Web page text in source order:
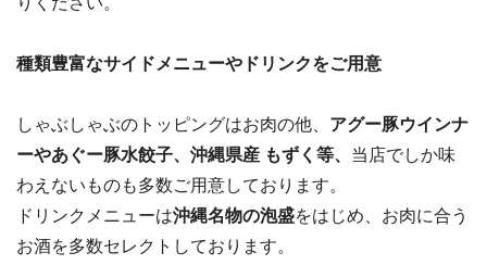
種類豊富なサイドメニューやドリンクをご用意
しゃぶしゃぶのトッピングはお肉の他、 アグー豚ウインナ
ーやあぐー豚水餃子、沖縄県産 もずく等、 当店でしか味
わえないものも多数ご用意しております。
ドリンクメニューは沖縄名物の泡盛をはじめ、お肉に合う
お酒を多数セレクトしております。